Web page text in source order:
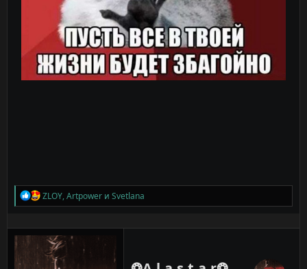
Р
е
к
ц
ZLOY,Artpower и Svetlana